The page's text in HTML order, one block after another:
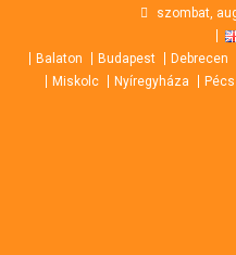
content
szombat,
Balaton Budapest Debrecen
Miskolc
Nyíregyháza Pécs